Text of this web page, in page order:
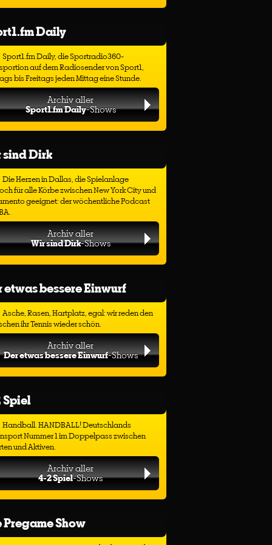
Daily
Sport1.fm Daily, die Sportradio360-
auf dem Radiosender von Sport1,
bis Freitags jeden Mittag eine Stunde.
Archiv aller
Sport1.fm Daily-Shows
sind Dirk
Die Herzen in Dallas, die Spielanlage
für alle Körbe zwischen New York City und
geeignet: der wöchentliche Podcast
Archiv aller
Wir sind Dirk-Shows
etwas bessere Einwurf
Asche, Rasen, Hartplatz, egal: wir reden den
ihr Tennis wieder schön.
Archiv aller
Der etwas bessere Einwurf-Shows
Handball. HANDBALL! Deutschlands
Nummer 1 im Doppelpass zwischen
und Aktiven.
Archiv aller
4-2 Spiel-Shows
Show